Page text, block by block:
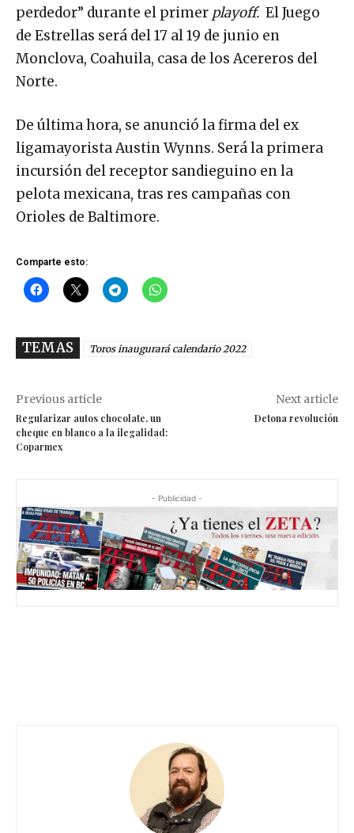
perdedor” durante el primer playoff.El Juego
de Estrellas será del 17 al 19 de junio en
Monclova, Coahuila, casa de los Acereros del
Norte.
De última hora, se anunció la firma del ex
ligamayorista Austin Wynns. Será la primera
incursión del receptor sandieguino en la
pelota mexicana, tras res campañas con
Orioles de Baltimore.
Comparte esto:
TEMAS Toros inaugurará calendario 2022
Previous article
Regularizar autos chocolate, un
cheque en blanco a la ilegalidad:
Coparmex
Next article
Detona revolución
- Publicidad -